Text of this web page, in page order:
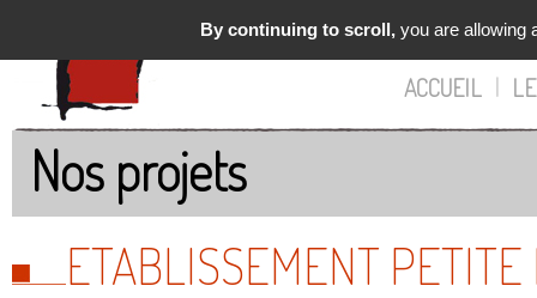
ACCUEIL |
Nos projets
ETABLISSEMENT
By continuing to scroll, you are allowing